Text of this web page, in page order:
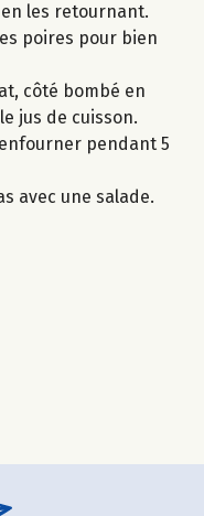
les retournant.
poires pour bien
côté bombé en
jus de cuisson.
pendant 5
avec une salade.